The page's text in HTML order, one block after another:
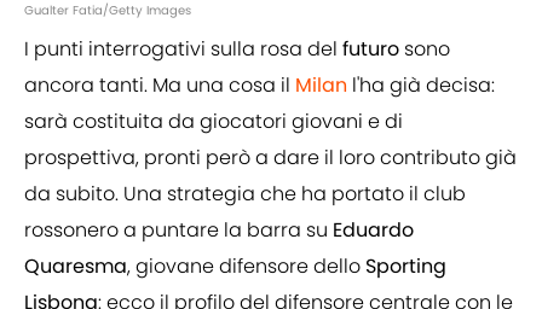
Gualter Fatia/Getty Images
I punti interrogativi sulla rosa del futuro sono
ancora tanti. Ma una cosa il Milan l'ha già decisa:
sarà costituita da giocatori giovani e di
prospettiva, pronti però a dare il loro contributo già
da subito. Una strategia che ha portato il club
rossonero a puntare la barra su Eduardo
Quaresma, giovane difensore dello Sporting
Lisbona: ecco il profilo del difensore centrale con le